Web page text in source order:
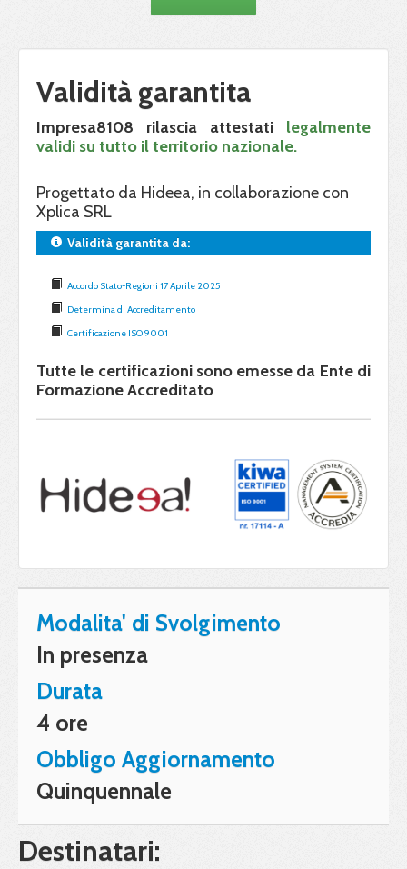
Validità garantita
Impresa8108 rilascia attestati legalmente
validi su tutto il territorio nazionale.
Progettato da Hideea, in collaborazione con
Xplica SRL
Validità garantita da:
Accordo Stato-Regioni 17 Aprile 2025
Determina di Accreditamento
Certificazione ISO 9001
Tutte le certificazioni sono emesse da Ente di
Formazione Accreditato
Modalita' di Svolgimento
In presenza
Durata
4 ore
Obbligo Aggiornamento
Quinquennale
Destinatari: